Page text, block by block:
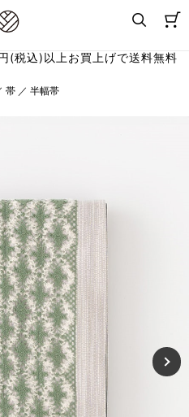
(税込)以上お買上げで送料無料
帯 ／ 半幅帯